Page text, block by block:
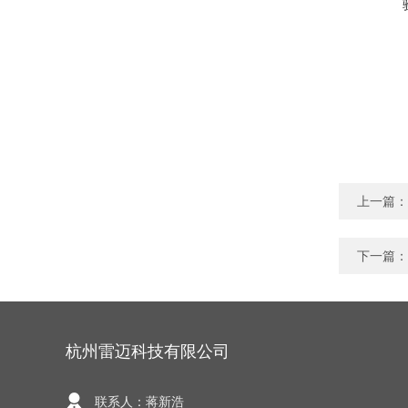
上一篇：
下一篇：
杭州雷迈科技有限公司
联系人：蒋新浩